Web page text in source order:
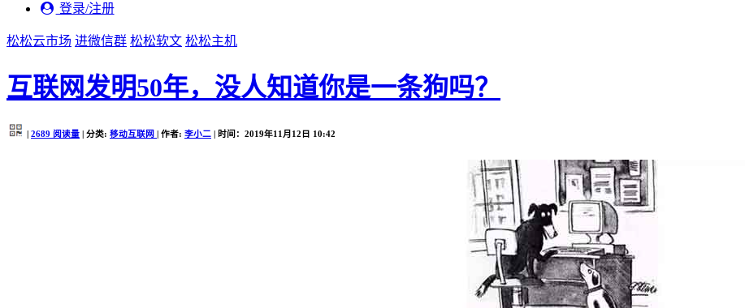
登录/注册
松松云市场 进微信群 松松软文 松松主机
互联网发明50年，没人知道你是一条狗吗？
| 2689 阅读量 | 分类: 移动互联网 | 作者: 李小二 | 时间：2019年11月12日 10:42